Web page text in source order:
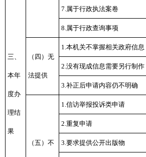
三、
本年
度办
理结
果
7.属于行政执法案卷
8.属于行政查询事项
（四）无
法提供
1.本机关不掌握相关政府信息
2.没有现成信息需要另行制作
3.补正后申请内容仍不明确
（五）不
1.信访举报投诉类申请
2.重复申请
3.要求提供公开出版物